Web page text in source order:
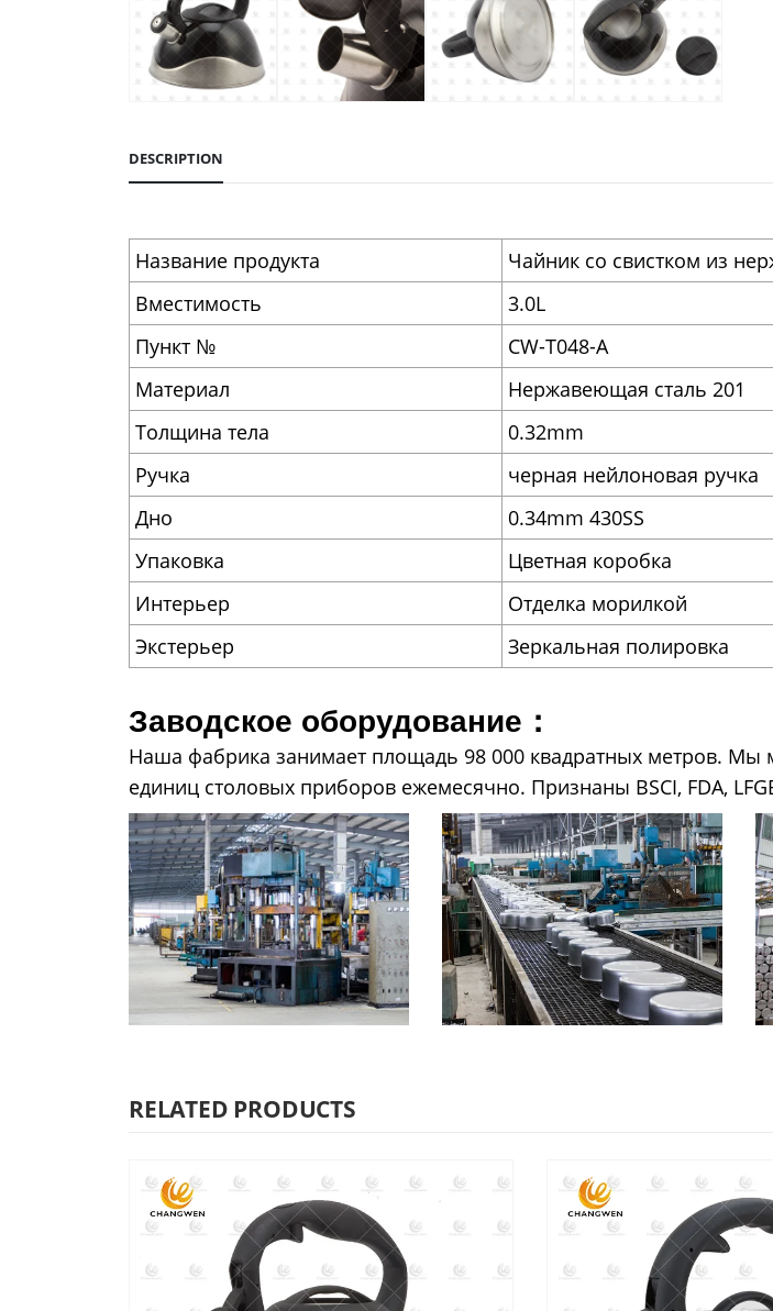
DESCRIPTION
Название продукта
Чайник со свистком из
Вместимость
3.0L
Пункт №
CW-T048-A
Материал
Нержавеющая сталь 201
Толщина тела
0.32mm
Ручка
черная нейлоновая ручка
Дно
0.34mm 430SS
Упаковка
Цветная коробка
Интерьер
Отделка морилкой
Экстерьер
Зеркальная полировка
Заводское оборудование：
Наша фабрика занимает площадь 98 000 квадратных метров. Мы
единиц столовых приборов ежемесячно. Признаны BSCI, FDA,
RELATED PRODUCTS